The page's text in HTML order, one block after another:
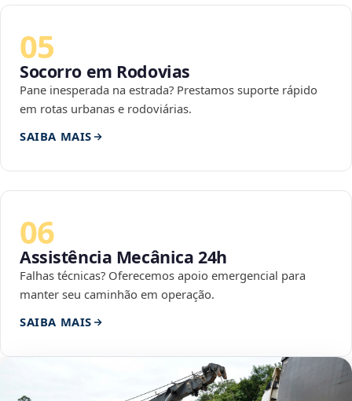
05
Socorro em Rodovias
Pane inesperada na estrada? Prestamos suporte rápido
em rotas urbanas e rodoviárias.
SAIBA MAIS
06
Assistência Mecânica 24h
Falhas técnicas? Oferecemos apoio emergencial para
manter seu caminhão em operação.
SAIBA MAIS